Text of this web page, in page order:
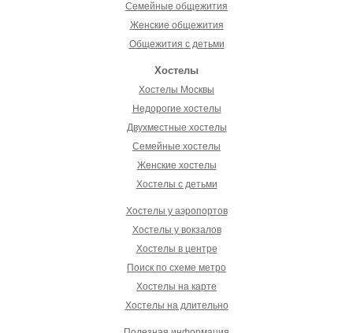
Семейные общежития
Женские общежития
Общежития с детьми
Хостелы
Хостелы Москвы
Недорогие хостелы
Двухместные хостелы
Семейные хостелы
Женские хостелы
Хостелы с детьми
Хостелы у аэропортов
Хостелы у вокзалов
Хостелы в центре
Поиск по схеме метро
Хостелы на карте
Хостелы на длительно